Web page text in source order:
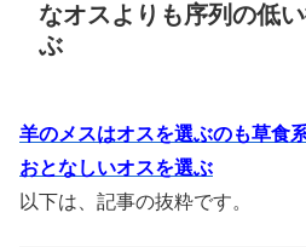
なオスよりも序列の低
ぶ
羊のメスはオスを選ぶのも草食
おとなしいオスを選ぶ
以下は、記事の抜粋です。